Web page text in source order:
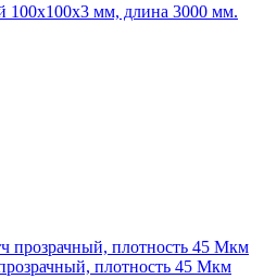
100х100х3 мм, длина 3000 мм.
плотность 45 Мкм